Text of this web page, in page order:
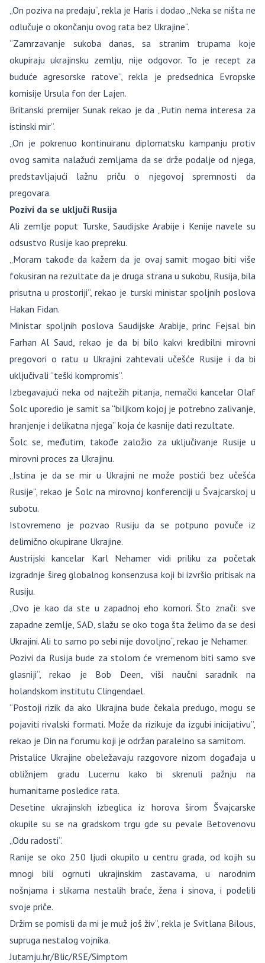
„On poziva na predaju“, rekla je Haris i dodao „Neka se ništa ne
odlučuje o okončanju ovog rata bez Ukrajine“.
“Zamrzavanje sukoba danas, sa stranim trupama koje
okupiraju ukrajinsku zemlju, nije odgovor. To je recept za
buduće agresorske ratove”, rekla je predsednica Evropske
komisije Ursula fon der Lajen.
Britanski premijer Sunak rekao je da „Putin nema interesa za
istinski mir“.
„On je pokrenuo kontinuiranu diplomatsku kampanju protiv
ovog samita nalažući zemljama da se drže podalje od njega,
predstavljajući lažnu priču o njegovoj spremnosti da
pregovara.
Pozivi da se uključi Rusija
Ali zemlje poput Turske, Saudijske Arabije i Kenije navele su
odsustvo Rusije kao prepreku.
„Moram takođe da kažem da je ovaj samit mogao biti više
fokusiran na rezultate da je druga strana u sukobu, Rusija, bila
prisutna u prostoriji“, rekao je turski ministar spoljnih poslova
Hakan Fidan.
Ministar spoljnih poslova Saudijske Arabije, princ Fejsal bin
Farhan Al Saud, rekao je da bi bilo kakvi kredibilni mirovni
pregovori o ratu u Ukrajini zahtevali učešće Rusije i da bi
uključivali “teški kompromis”.
Izbegavajući neka od najtežih pitanja, nemački kancelar Olaf
Šolc uporedio je samit sa “biljkom kojoj je potrebno zalivanje,
hranjenje i delikatna njega” koja će kasnije dati rezultate.
Šolc se, međutim, takođe založio za uključivanje Rusije u
mirovni proces za Ukrajinu.
„Istina je da se mir u Ukrajini ne može postići bez učešća
Rusije“, rekao je Šolc na mirovnoj konferenciji u Švajcarskoj u
subotu.
Istovremeno je pozvao Rusiju da se potpuno povuče iz
delimično okupirane Ukrajine.
Austrijski kancelar Karl Nehamer vidi priliku za početak
izgradnje šireg globalnog konsenzusa koji bi izvršio pritisak na
Rusiju.
„Ovo je kao da ste u zapadnoj eho komori. Što znači: sve
zapadne zemlje, SAD, slažu se oko toga šta želimo da se desi
Ukrajini. Ali to samo po sebi nije dovoljno“, rekao je Nehamer.
Pozivi da Rusija bude za stolom će vremenom biti samo sve
glasniji“, rekao je Bob Deen, viši naučni saradnik na
holandskom institutu Clingendael.
“Postoji rizik da ako Ukrajina bude čekala predugo, mogu se
pojaviti rivalski formati. Može da rizikuje da izgubi inicijativu”,
rekao je Din na forumu koji je održan paralelno sa samitom.
Pristalice Ukrajine obeležavaju razgovore nizom događaja u
obližnjem gradu Lucernu kako bi skrenuli pažnju na
humanitarne posledice rata.
Desetine ukrajinskih izbeglica iz horova širom Švajcarske
okupile su se na gradskom trgu gde su pevale Betovenovu
„Odu radosti“.
Ranije se oko 250 ljudi okupilo u centru grada, od kojih su
mnogi bili ogrnuti ukrajinskim zastavama, u narodnim
nošnjama i slikama nestalih braće, žena i sinova, i podelili
svoje priče.
Držim se pomisli da mi je muž još živ“, rekla je Svitlana Bilous,
supruga nestalog vojnika.
Jutarnju.hr/Blic/RSE/Simptom